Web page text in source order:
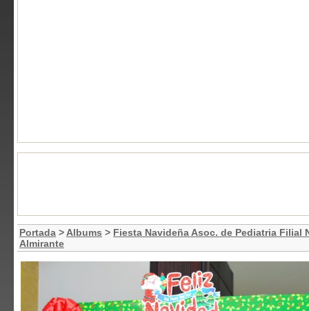
Portada > Albums > Fiesta Navideña Asoc. de Pediatria Filial
Almirante